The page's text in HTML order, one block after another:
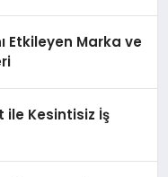
Etkileyen Marka ve
ile Kesintisiz İş